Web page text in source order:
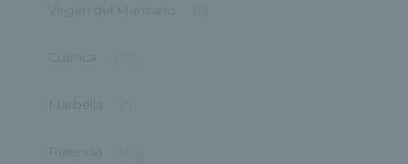
Virgen del Manzano
Marbella